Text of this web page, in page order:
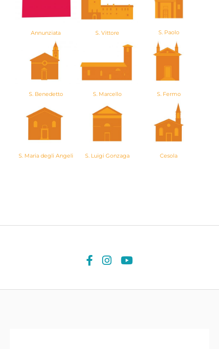
Annunziata S. Vittore S. Paolo
S. Benedetto S. Marcello S. Fermo
S. Maria degli Angeli S. Luigi Gonzaga Cesola